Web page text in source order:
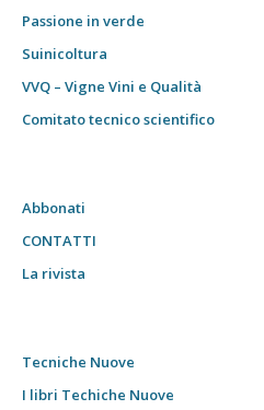
Passione in verde
Suinicoltura
VVQ – Vigne Vini e Qualità
Comitato tecnico scientifico
Abbonati
CONTATTI
La rivista
Tecniche Nuove
I libri Techiche Nuove